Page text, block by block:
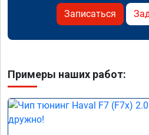
Записаться
Примеры наших работ: